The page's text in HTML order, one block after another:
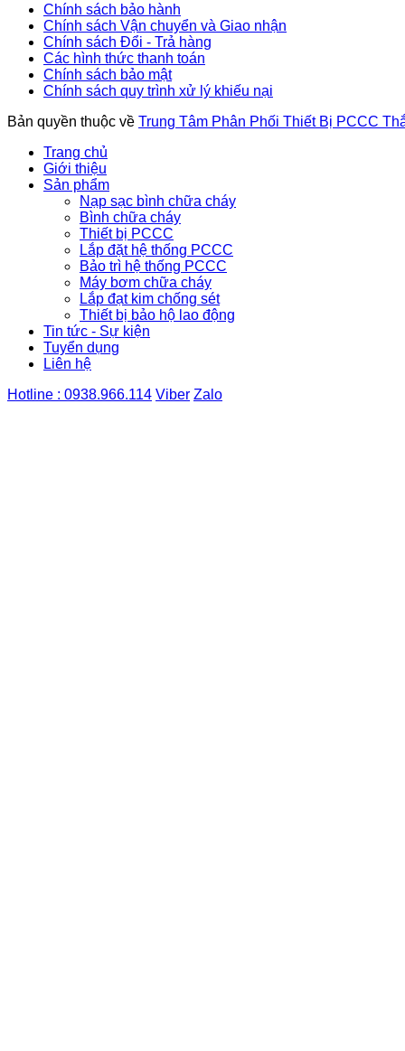
Chính sách bảo hành
Chính sách Vận chuyển và Giao nhận
Chính sách Đổi - Trả hàng
Các hình thức thanh toán
Chính sách bảo mật
Chính sách quy trình xử lý khiếu nại
Bản quyền thuộc về Trung Tâm Phân Phối Thiết Bị PCCC
Trang chủ
Giới thiệu
Sản phẩm
Nạp sạc bình chữa cháy
Bình chữa cháy
Thiết bị PCCC
Lắp đặt hệ thống PCCC
Bảo trì hệ thống PCCC
Máy bơm chữa cháy
Lắp đạt kim chống sét
Thiết bị bảo hộ lao động
Tin tức - Sự kiện
Tuyển dụng
Liên hệ
Hotline : 0938.966.114 Viber Zalo